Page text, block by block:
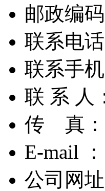
邮政
联系
联系
联 系
传 真
E-
公司